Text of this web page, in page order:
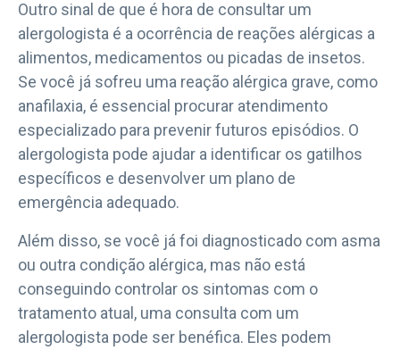
Outro sinal de que é hora de consultar um
alergologista é a ocorrência de reações alérgicas a
alimentos, medicamentos ou picadas de insetos.
Se você já sofreu uma reação alérgica grave, como
anafilaxia, é essencial procurar atendimento
especializado para prevenir futuros episódios. O
alergologista pode ajudar a identificar os gatilhos
específicos e desenvolver um plano de
emergência adequado.
Além disso, se você já foi diagnosticado com asma
ou outra condição alérgica, mas não está
conseguindo controlar os sintomas com o
tratamento atual, uma consulta com um
alergologista pode ser benéfica. Eles podem